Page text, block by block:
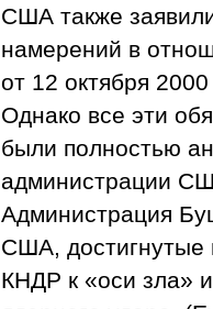
США также
намерений в
от 12 октября 2000
Однако все эти
были полностью
администрации
Администрация
США, достигнутые
КНДР к «оси зла»